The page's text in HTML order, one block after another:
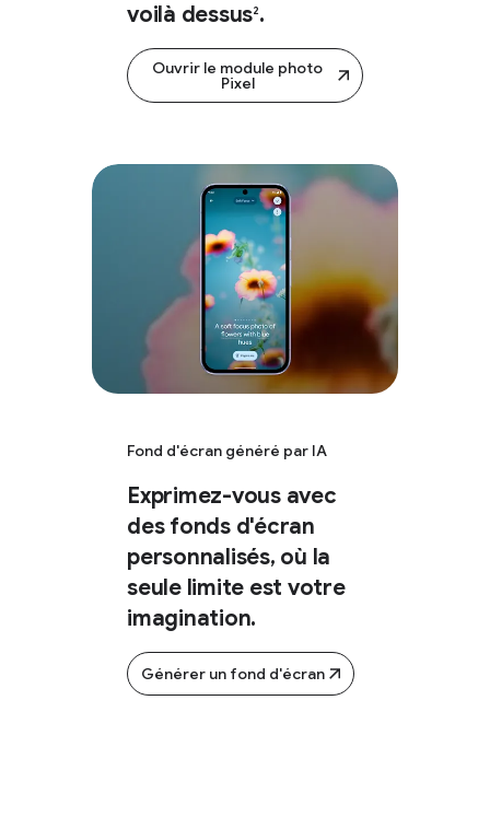
voilà dessus2.
Ouvrir le module photo
Pixel
Fond d'écran généré par IA
Exprimez-vous avec
des fonds d'écran
personnalisés, où la
seule limite est votre
imagination.
Générer un fond d'écran